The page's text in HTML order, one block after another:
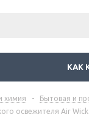
КАК
химия - Бытовая и
освежителя Air Wick